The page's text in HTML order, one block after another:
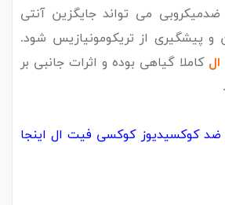
می تواند جایگزین آنتی
و پیشگیری از تریکومونیازیس شود.
کاملا گیاهی بوده و اثرات جانبی بر
ضد کوکسیدیوز کوکسی فیت ال اینجا